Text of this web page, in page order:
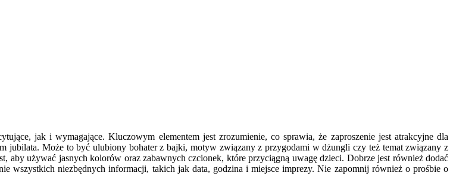
jak i wymagające. Kluczowym elementem jest zrozumienie, co sprawia, że zaproszenie jest atrakcyjne dla
jubilata. Może to być ulubiony bohater z bajki, motyw związany z przygodami w dżungli czy też temat związany z
aby używać jasnych kolorów oraz zabawnych czcionek, które przyciągną uwagę dzieci. Dobrze jest również dodać
wszystkich niezbędnych informacji, takich jak data, godzina i miejsce imprezy. Nie zapomnij również o prośbie o